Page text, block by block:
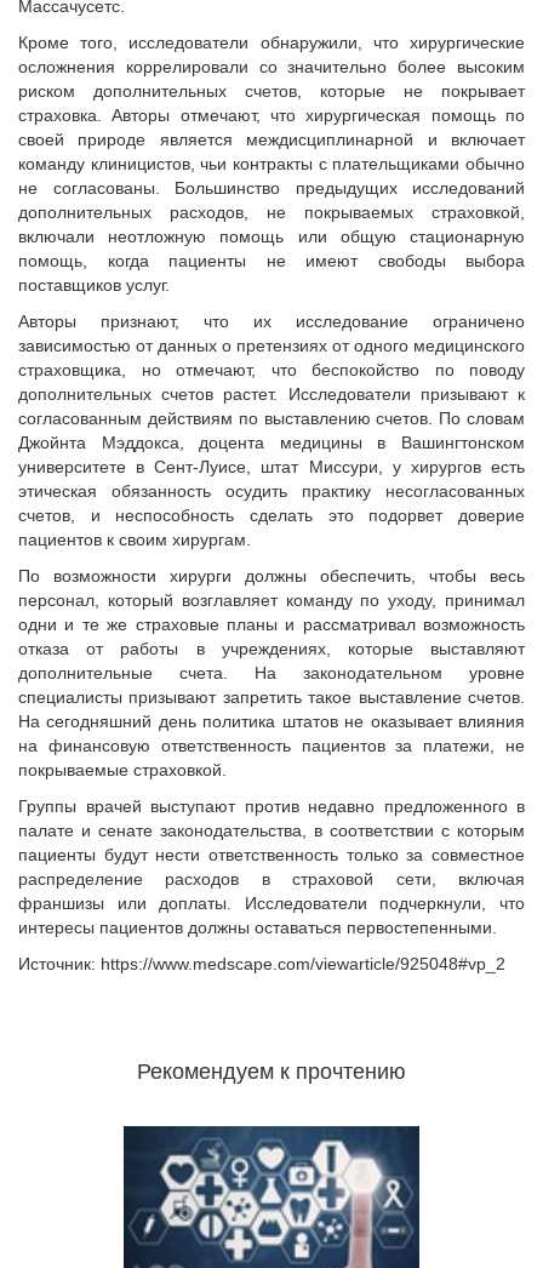
Массачусетс.
Кроме того, исследователи обнаружили, что хирургические
осложнения коррелировали со значительно более высоким
риском дополнительных счетов, которые не покрывает
страховка. Авторы отмечают, что хирургическая помощь по
своей природе является междисциплинарной и включает
команду клиницистов, чьи контракты с плательщиками обычно
не согласованы. Большинство предыдущих исследований
дополнительных расходов, не покрываемых страховкой,
включали неотложную помощь или общую стационарную
помощь, когда пациенты не имеют свободы выбора
поставщиков услуг.
Авторы признают, что их исследование ограничено
зависимостью от данных о претензиях от одного медицинского
страховщика, но отмечают, что беспокойство по поводу
дополнительных счетов растет. Исследователи призывают к
согласованным действиям по выставлению счетов. По словам
Джойнта Мэддокса, доцента медицины в Вашингтонском
университете в Сент-Луисе, штат Миссури, у хирургов есть
этическая обязанность осудить практику несогласованных
счетов, и неспособность сделать это подорвет доверие
пациентов к своим хирургам.
По возможности хирурги должны обеспечить, чтобы весь
персонал, который возглавляет команду по уходу, принимал
одни и те же страховые планы и рассматривал возможность
отказа от работы в учреждениях, которые выставляют
дополнительные счета. На законодательном уровне
специалисты призывают запретить такое выставление счетов.
На сегодняшний день политика штатов не оказывает влияния
на финансовую ответственность пациентов за платежи, не
покрываемые страховкой.
Группы врачей выступают против недавно предложенного в
палате и сенате законодательства, в соответствии с которым
пациенты будут нести ответственность только за совместное
распределение расходов в страховой сети, включая
франшизы или доплаты. Исследователи подчеркнули, что
интересы пациентов должны оставаться первостепенными.
Источник: https://www.medscape.com/viewarticle/925048#vp_2
Рекомендуем к прочтению